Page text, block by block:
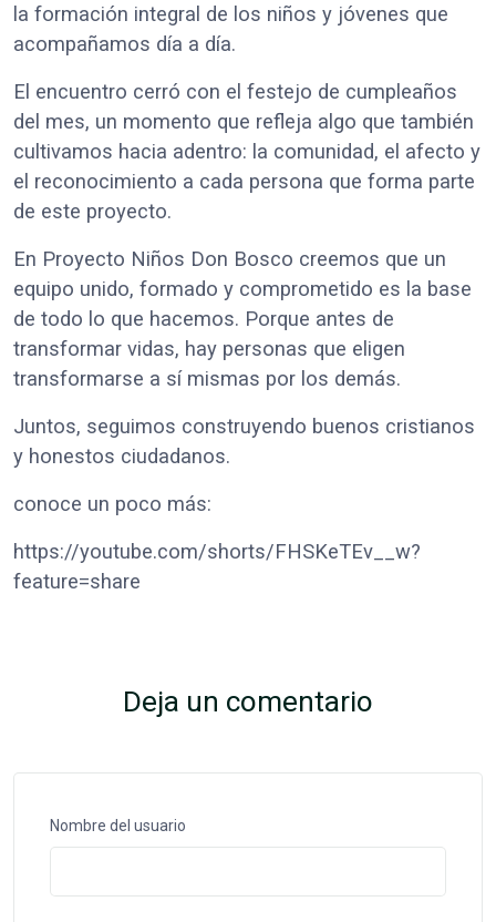
la formación integral de los niños y jóvenes que
acompañamos día a día.
El encuentro cerró con el festejo de cumpleaños
del mes, un momento que refleja algo que también
cultivamos hacia adentro: la comunidad, el afecto y
el reconocimiento a cada persona que forma parte
de este proyecto.
En Proyecto Niños Don Bosco creemos que un
equipo unido, formado y comprometido es la base
de todo lo que hacemos. Porque antes de
transformar vidas, hay personas que eligen
transformarse a sí mismas por los demás.
Juntos, seguimos construyendo buenos cristianos
y honestos ciudadanos.
conoce un poco más:
https://youtube.com/shorts/FHSKeTEv__w?
feature=share
Deja un comentario
Nombre del usuario